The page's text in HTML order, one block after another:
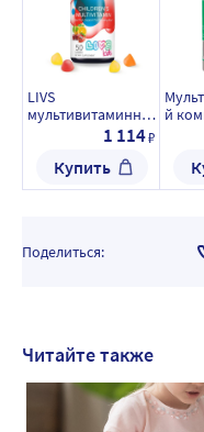
LIVS
мультивитаминны
й комплекс для
фруктов и ягод 50
шт. мармеладные
1 114₽
Купить
й
Поделиться:
Читайте также